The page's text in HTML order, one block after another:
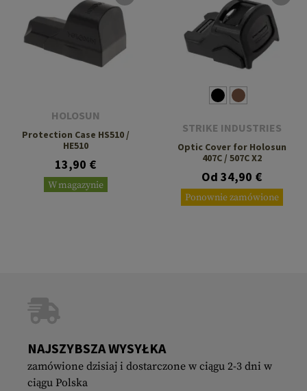
HOLOSUN
Protection Case HS510 /
HE510
13,90 €
W magazynie
STRIKE INDUSTRIES
Optic Cover for Holosun
407C / 507C X2
Od 34,90 €
Ponownie zamówione
NAJSZYBSZA WYSYŁKA
zamówione dzisiaj i dostarczone w ciągu 2-3 dni w
ciągu Polska